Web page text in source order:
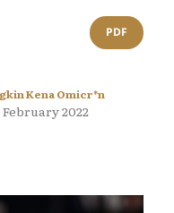
PDF
Kena Omicr*n
2022